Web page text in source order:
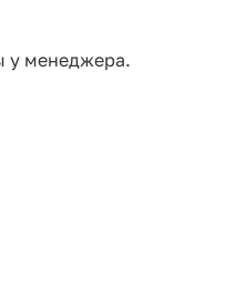
у менеджера.